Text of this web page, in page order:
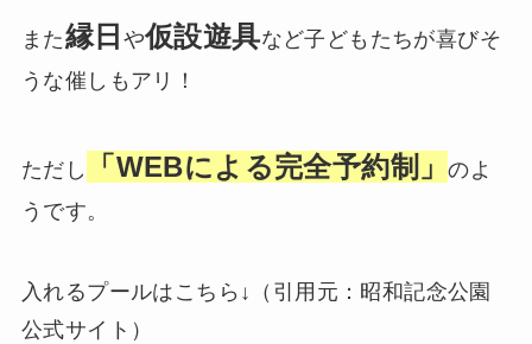
また縁日 や仮設遊具など子どもたちが喜びそ
うな催しもアリ！
ただし 「WEBによる完全予約制」のよ
うです。
入れるプールはこちら↓（引用元：昭和記念公園
公式サイト）